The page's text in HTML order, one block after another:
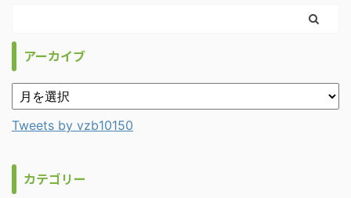
アーカイブ
Tweets by vzb10150
カテゴリー